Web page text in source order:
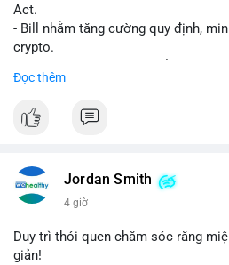
Act.
- Bill nhằm tăng cường quy định,
crypto.
- Bill có thể ảnh hưởng pháp lý, hoạt
$btc $eth
#vlikevn #titanbot
Đọc thêm
Jordan Smith
4 giờ
Duy trì thói quen chăm sóc răng
giản!